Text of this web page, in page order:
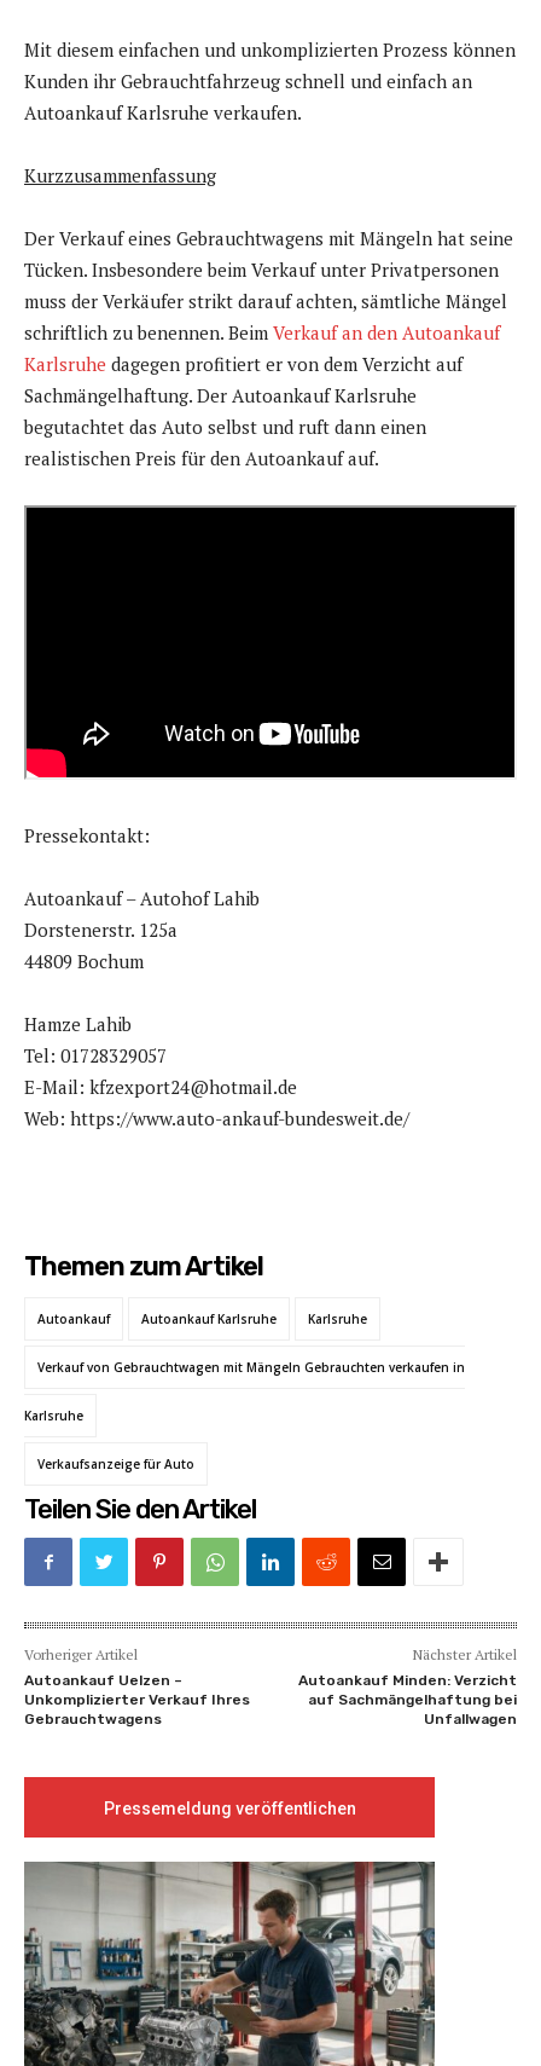
Mit diesem einfachen und unkomplizierten Prozess können
Kunden ihr Gebrauchtfahrzeug schnell und einfach an
Autoankauf Karlsruhe verkaufen.
Kurzzusammenfassung
Der Verkauf eines Gebrauchtwagens mit Mängeln hat seine
Tücken. Insbesondere beim Verkauf unter Privatpersonen
muss der Verkäufer strikt darauf achten, sämtliche Mängel
schriftlich zu benennen. Beim Verkauf an den Autoankauf
Karlsruhe dagegen profitiert er von dem Verzicht auf
Sachmängelhaftung. Der Autoankauf Karlsruhe
begutachtet das Auto selbst und ruft dann einen
realistischen Preis für den Autoankauf auf.
Pressekontakt:
Autoankauf – Autohof Lahib
Dorstenerstr. 125a
44809 Bochum
Hamze Lahib
Tel: 01728329057
E-Mail: kfzexport24@hotmail.de
Web: https://www.auto-ankauf-bundesweit.de/
Themen zum Artikel
Autoankauf Autoankauf Karlsruhe Karlsruhe
Verkauf von Gebrauchtwagen mit Mängeln Gebrauchten verkaufen in
Karlsruhe
Verkaufsanzeige für Auto
Teilen Sie den Artikel
Vorheriger Artikel
Autoankauf Uelzen –
Unkomplizierter Verkauf Ihres
Gebrauchtwagens
Nächster Artikel
Autoankauf Minden: Verzicht
auf Sachmängelhaftung bei
Unfallwagen
Pressemeldung veröffentlichen